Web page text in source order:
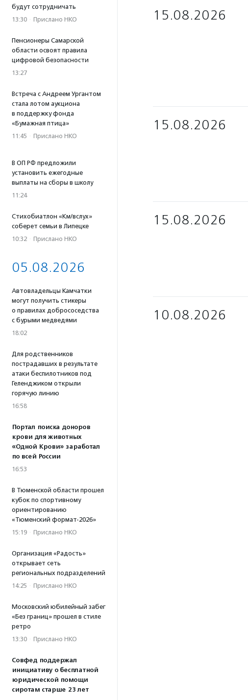
будут сотрудничать
13:30 · Прислано НКО
Пенсионеры Самарской
области освоят правила
цифровой безопасности
13:27
Встреча с Андреем Ургантом
стала лотом аукциона
в поддержку фонда
«Бумажная птица»
11:45 · Прислано НКО
В ОП РФ предложили
установить ежегодные
выплаты на сборы в школу
11:24
Стихобиатлон «Км/вслух»
соберет семьи в Липецке
10:32 · Прислано НКО
05.08.2026
Автовладельцы Камчатки
могут получить стикеры
о правилах добрососедства
с бурыми медведями
18:02
Для родственников
пострадавших в результате
атаки беспилотников под
Геленджиком открыли
горячую линию
16:58
Портал поиска доноров
крови для животных
«Одной Крови» заработал
по всей России
16:53
В Тюменской области прошел
кубок по спортивному
ориентированию
«Тюменский формат-2026»
15:19 · Прислано НКО
Организация «Радость»
открывает сеть
региональных подразделений
14:25 · Прислано НКО
Московский юбилейный забег
«Без границ» прошел в стиле
ретро
13:30 · Прислано НКО
Совфед поддержал
инициативу о бесплатной
юридической помощи
сиротам старше 23 лет
15.08.2026
15.08.2026
15.08.2026
10.08.2026